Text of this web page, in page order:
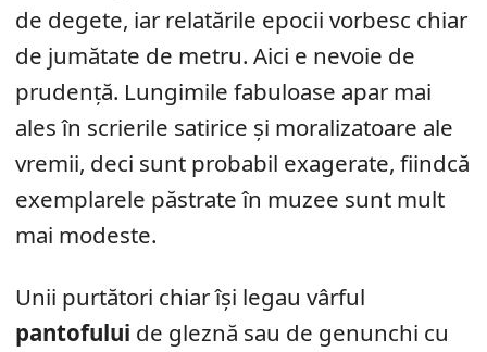
de degete, iar relatările epocii vorbesc chiar
de jumătate de metru. Aici e nevoie de
prudență. Lungimile fabuloase apar mai
ales în scrierile satirice și moralizatoare ale
vremii, deci sunt probabil exagerate, fiindcă
exemplarele păstrate în muzee sunt mult
mai modeste.
Unii purtători chiar își legau vârful
pantofului de gleznă sau de genunchi cu